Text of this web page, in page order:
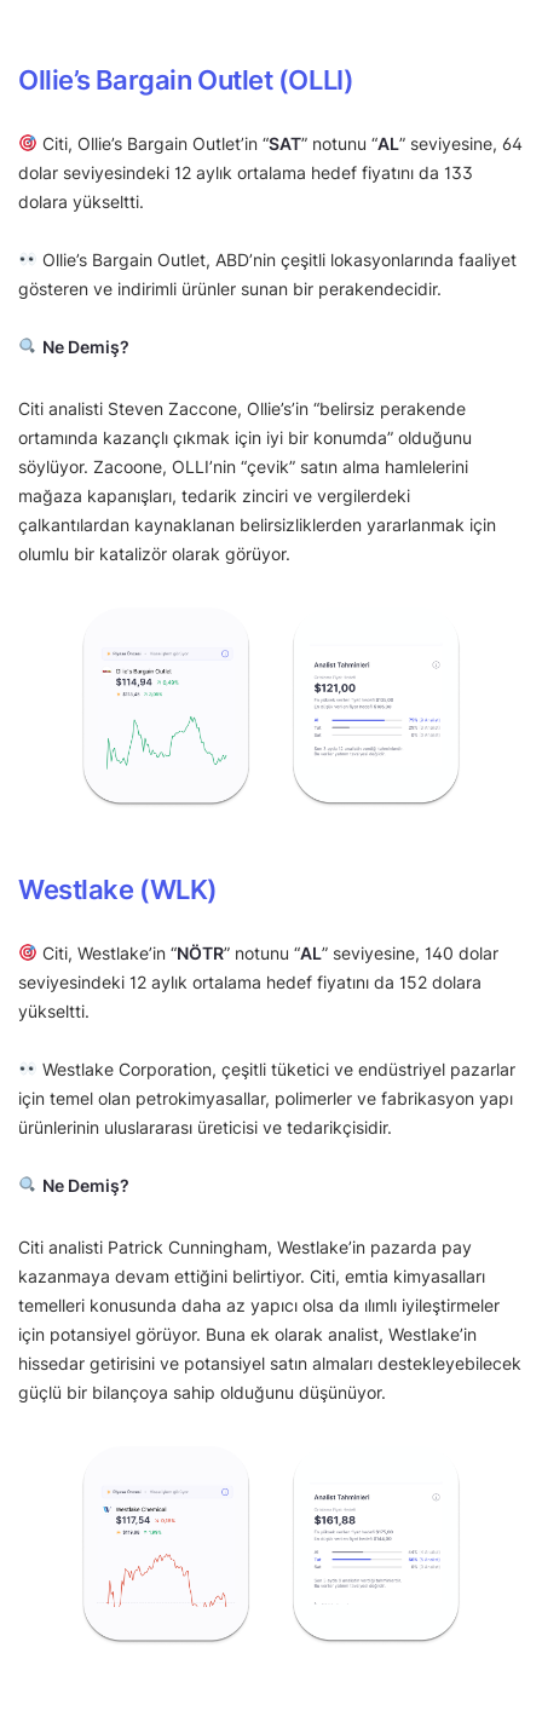
Ollie’s Bargain Outlet (OLLI)
Citi, Ollie’s Bargain Outlet’in “SAT” notunu “AL” seviyesine, 64
dolar seviyesindeki 12 aylık ortalama hedef fiyatını da 133
dolara yükseltti.
Ollie’s Bargain Outlet, ABD’nin çeşitli lokasyonlarında faaliyet
gösteren ve indirimli ürünler sunan bir perakendecidir.
Ne Demiş?
Citi analisti Steven Zaccone, Ollie’s’in “belirsiz perakende
ortamında kazançlı çıkmak için iyi bir konumda” olduğunu
söylüyor. Zacoone, OLLI’nin “çevik” satın alma hamlelerini
mağaza kapanışları, tedarik zinciri ve vergilerdeki
çalkantılardan kaynaklanan belirsizliklerden yararlanmak için
olumlu bir katalizör olarak görüyor.
Westlake (WLK)
Citi, Westlake’in “NÖTR” notunu “AL” seviyesine, 140 dolar
seviyesindeki 12 aylık ortalama hedef fiyatını da 152 dolara
yükseltti.
Westlake Corporation, çeşitli tüketici ve endüstriyel pazarlar
için temel olan petrokimyasallar, polimerler ve fabrikasyon yapı
ürünlerinin uluslararası üreticisi ve tedarikçisidir.
Ne Demiş?
Citi analisti Patrick Cunningham, Westlake’in pazarda pay
kazanmaya devam ettiğini belirtiyor. Citi, emtia kimyasalları
temelleri konusunda daha az yapıcı olsa da ılımlı iyileştirmeler
için potansiyel görüyor. Buna ek olarak analist, Westlake’in
hissedar getirisini ve potansiyel satın almaları destekleyebilecek
güçlü bir bilançoya sahip olduğunu düşünüyor.